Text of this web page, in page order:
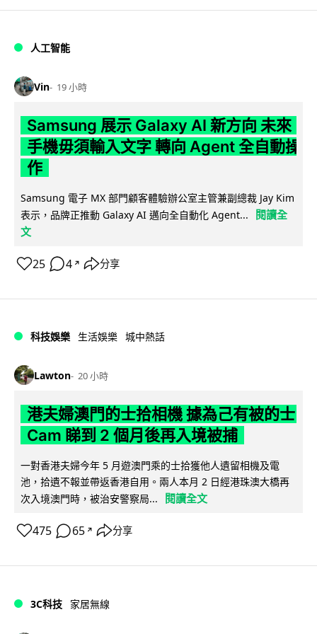
人工智能
Vin 19 小時
Samsung 展示 Galaxy AI 新方向 未來
手機毋須輸入文字 轉向 Agent 全自動操
作
Samsung 電子 MX 部門顧客體驗辦公室主管兼副總裁 Jay Kim
表示，品牌正推動 Galaxy AI 邁向全自動化 Agent...
閱讀全
文
25 4 ↗ 分享
科技娛樂 生活娛樂 城中熱話
Lawton 20 小時
港夫婦澳門的士拾相機 據為己有被的士
Cam 睇到 2 個月後再入境被捕
一對香港夫婦今年 5 月遊澳門乘的士拾獲他人遺留相機及電
池，拾遺不報並帶返香港自用。兩人本月 2 日經港珠澳大橋再
次入境澳門時，被治安警察局...
閱讀全文
475 65 ↗ 分享
3C科技 家居無線